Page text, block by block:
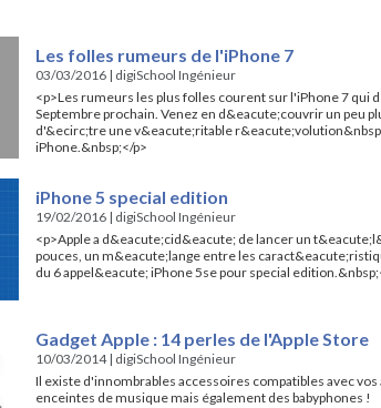
Les folles rumeurs de l'iPhone 7
03/03/2016 | digiSchool Ingénieur
<p>Les rumeurs les plus folles courent sur l'iPhone 7 qui
Septembre prochain. Venez en d&eacute;couvrir un peu
d'&ecirc;tre une v&eacute;ritable
iPhone.&nbsp;</p>
iPhone 5 special edition
19/02/2016 | digiSchool Ingénieur
<p>Apple a d&eacute;cid&eacute; de lancer un
pouces, un m&eacute;lange entre les
du 6 appel&eacute; iPhone 5se pour special
Gadget Apple : 14 perles de l'Apple Store
10/03/2014| digiSchool Ingénieur
Il existe d'innombrables accessoires compatibles avec vos
enceintes de musique mais également des babyphones !